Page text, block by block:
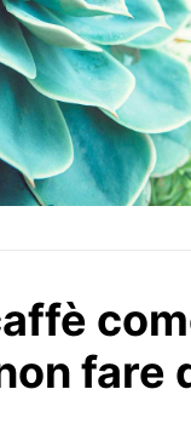
fare